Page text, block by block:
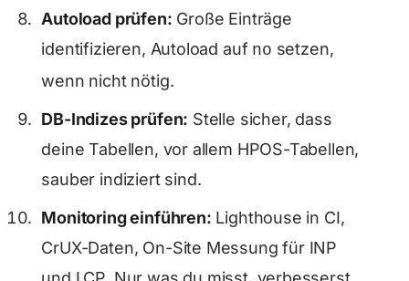
Autoload prüfen: Große Einträge
identifizieren, Autoload auf no setzen,
wenn nicht nötig.
DB-Indizes prüfen: Stelle sicher, dass
deine Tabellen, vor allem HPOS-Tabellen,
sauber indiziert sind.
Monitoring einführen: Lighthouse in CI,
CrUX-Daten, On-Site Messung für INP